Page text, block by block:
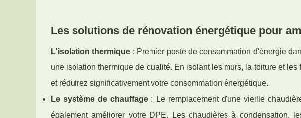
Les solutions de rénovation énergétique pour
L'isolation thermique : Premier poste de consommation d'énergie
une isolation thermique de qualité. En isolant les murs, la toiture et
et réduirez significativement votre consommation énergétique.
Le système de chauffage : Le remplacement d'une vieille
également améliorer votre DPE. Les chaudières à condensation,